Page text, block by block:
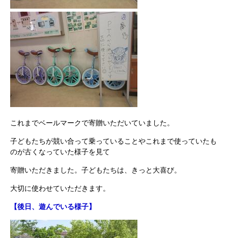
これまでベールマークで寄贈いただいていました。
子どもたちが競い合って乗っていることやこれまで使っていたも
のが古くなっていた様子を見て
寄贈いただきました。子どもたちは、きっと大喜び。
大切に使わせていただきます。
【後日、遊んでいる様子】